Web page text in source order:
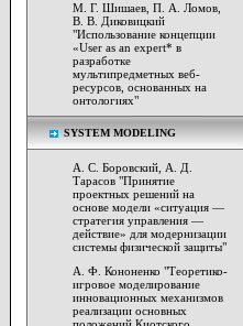
М. Г. Шишаев, П. А. Ломов,
В. В. Диковицкий
"Использование концепции
«User as an expert* в
разработке
мультипредметных веб-
ресурсов, основанных на
онтологиях"
SYSTEM MODELING
А. С. Боровский, А. Д.
Тарасов "Принятие
проектных решений на
основе модели «ситуация —
стратегия управления —
действие» для модернизации
системы физической защиты"
А. Ф. Кононенко "Теоретико-
игровое моделирование
инновационных механизмов
реализации основных